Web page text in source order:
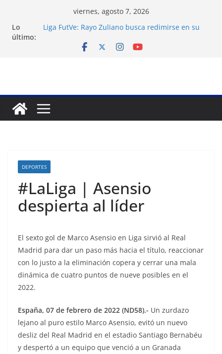
contenido
viernes, agosto 7, 2026
Lo
último:
Liga FutVe: Rayo Zuliano busca redimirse en su
Festival de Cine Francés culmina muestra
en varios municipios
Nueva tienda de dermocosmética Vida Gloss abre
en Maracaibo
DEPORTES
#LaLiga | Asensio
despierta al líder
El sexto gol de Marco Asensio en Liga sirvió al Real
Madrid para dar un paso más hacia el título, reaccionar
con lo justo a la eliminación copera y cerrar una mala
dinámica de cuatro puntos de nueve posibles en el
2022.
España, 07 de febrero de 2022 (ND58).- Un zurdazo
lejano al puro estilo Marco Asensio, evitó un nuevo
desliz del Real Madrid en el estadio Santiago Bernabéu
y despertó a un equipo que venció a un Granada